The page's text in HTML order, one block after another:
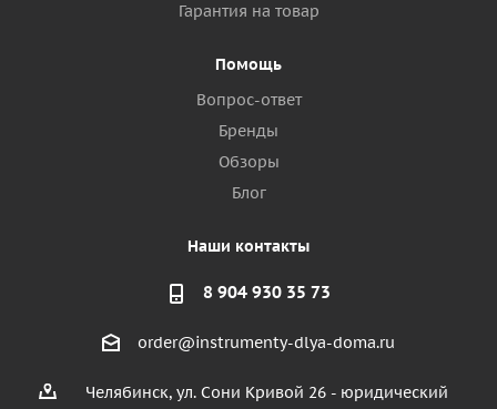
Гарантия на товар
Помощь
Вопрос-ответ
Бренды
Обзоры
Блог
Наши контакты
8 904 930 35 73
order@instrumenty-dlya-doma.ru
Челябинск, ул. Сони Кривой 26 - юридический